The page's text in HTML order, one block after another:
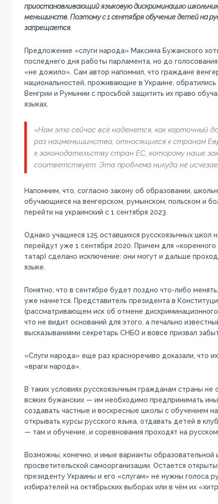
приостанавливающий языковую дискриминацию
меньшинств. Поэтому с 1 сентября обучение детей на
запрещается.
Предложение «слуги народа» Максима Бужанского
последнего дня работы парламента, но до
«не дожило». Сам автор напомнил, что граждане
национальностей, проживающие в Украине, обратились
Венгрии и Румынии с просьбой защитить их право
языках.
«Нам это сейчас всё наденется, как карточный
раз нацменьшинства, относящиеся к странам
к законодательству стран ЕС, которому наше
соответствует. Эта проблема никуда не
Напомним, что, согласно закону об образовании,
обучающиеся на венгерском, румынском, польском и
перейти на украинский с 1 сентября 2023.
Однако учащиеся 125 оставшихся русскоязычных школ
перейдут уже 1 сентября 2020. Причем для
татар) сделано исключение: они могут и дальше
языке.
Понятно, что в сентябре будет поздно что-либо
уже начнется. Представитель президента в
(рассматривающем иск об отмене дискриминационного
что не видит оснований для этого, а печально
высказываниями секретарь СНБО и вовсе призвал
«Слуги народа» еще раз красноречиво доказали, что
«враги народа».
В таких условиях русскоязычным гражданам страны не
всяких бужанских — им необходимо предпринимать
создавать частные и воскресные школы с обучением
открывать курсы русского языка, отдавать детей в
— там и обучение, и соревнования проходят на
Возможны, конечно, и иные варианты образовательной
просветительской самоорганизации. Остается
президенту Украины и его «слугам» не нужны голоса
избирателей на октябрьских выборах или в чём их